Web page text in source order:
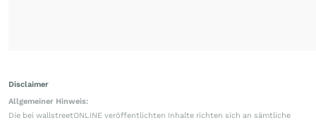
Disclaimer
Allgemeiner Hinweis:
Die bei wallstreetONLINE veröffentlichten Inhalte richten sich an sämtliche